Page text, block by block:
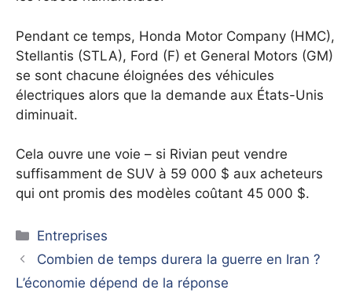
Pendant ce temps, Honda Motor Company (HMC),
Stellantis (STLA), Ford (F) et General Motors (GM)
se sont chacune éloignées des véhicules
électriques alors que la demande aux États-Unis
diminuait.
Cela ouvre une voie – si Rivian peut vendre
suffisamment de SUV à 59 000 $ aux acheteurs
qui ont promis des modèles coûtant 45 000 $.
Catégories
Entreprises
Combien de temps durera la guerre en Iran ?
L’économie dépend de la réponse